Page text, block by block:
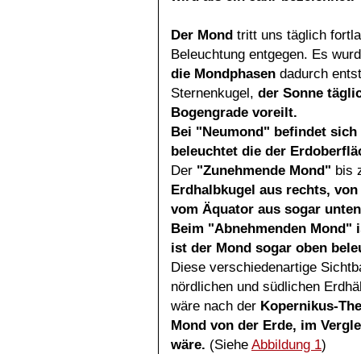
Der Mond tritt uns täglich
Beleuchtung entgegen. Es
die Mondphasen dadurch
Sternenkugel, der Sonne
Bogengrade voreilt.
Bei "Neumond" befindet
beleuchtet die der
Der "Zunehmende Mond" bis
Erdhalbkugel aus rechts,
vom Äquator aus sogar
Beim "Abnehmenden
ist der Mond sogar oben
Diese verschiedenartige
nördlichen und südlichen
wäre nach der Kopernikus-
Mond von der Erde, im
wäre. (Siehe Abbildung 1)